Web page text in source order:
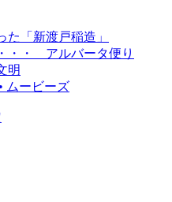
た「新渡戸稲造」
・・ アルバータ便り
明
ムービーズ